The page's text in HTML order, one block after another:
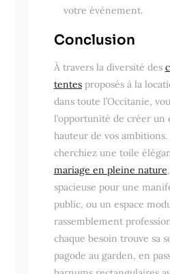
votre événement.
Conclusion
À travers la diversité des
tentesproposés à la
dans toute l’Occitanie,
l’opportunité de créer un
hauteur de vos ambitions.
cherchiez une toile
mariage en pleine nature
spacieuse pour une
public, ou un espace
rassemblement
chaque besoin trouve sa
pagode au garden, en